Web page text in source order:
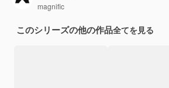
magnific
このシリーズの他の作品全てを見る